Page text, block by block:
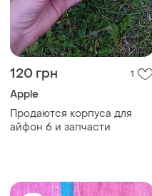
120 грн 1
Apple
Продаются корпуса для
айфон 6 и запчасти